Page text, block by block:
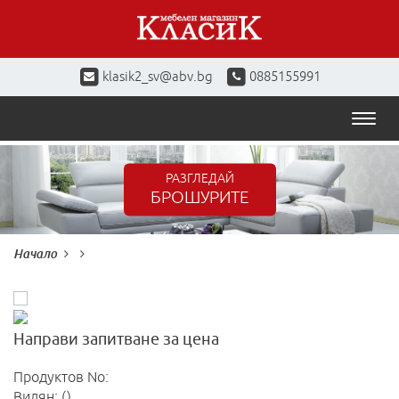
klasik2_sv@abv.bg 0885155991
РАЗГЛЕДАЙ
БРОШУРИТЕ
Начало
Направи запитване за цена
Продуктов No: